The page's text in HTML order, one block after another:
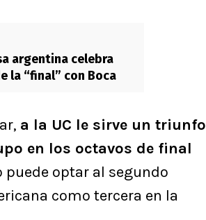
argentina celebra
la “final” con Boca
a la UC le sirve un triunfo
en los octavos de final
puede optar al segundo
como tercera en la